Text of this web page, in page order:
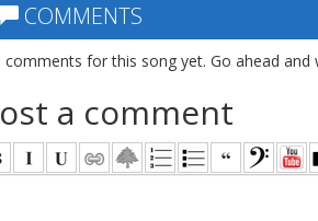
COMMENTS
comments for this song yet. Go ahead and
a comment